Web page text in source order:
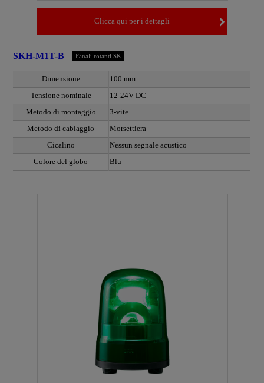
Clicca qui per i dettagli
SKH-M1T-B Fanali rotanti SK
Dimensione
100 mm
Tensione nominale
12-24V DC
Metodo di montaggio
3-vite
Metodo di cablaggio
Morsettiera
Cicalino
Nessun segnale acustico
Colore del globo
Blu